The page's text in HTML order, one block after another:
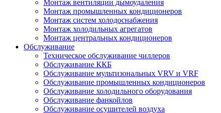
Монтаж вентиляции дымоудаления
Монтаж промышленных кондиционеров
Монтаж систем холодоснабжения
Монтаж холодильных агрегатов
Монтаж центральных кондиционеров
Обслуживание
Техническое обслуживание чиллеров
Обслуживание ККБ
Обслуживание мультизональных VRV и VRF
Обслуживание промышленных кондиционеров
Обслуживание холодильного оборудования
Обслуживание фанкойлов
Обслуживание осушителей воздуха